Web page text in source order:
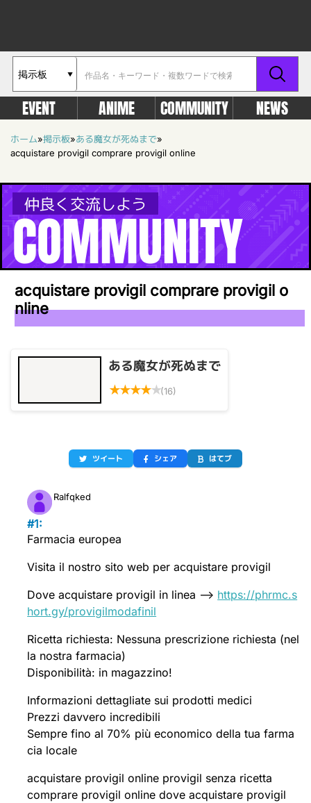
EVENT ANIME COMMUNITY NEWS
ホーム»掲示板»ある魔女が死ぬまで»
acquistare provigil comprare provigil online
仲良く交流しよう
COMMUNITY
acquistare provigil comprare provigil o
nline
ある魔女が死ぬまで
★★★★★(16)
ツイート シェア はてブ
Ralfqked
#1:
Farmacia europea
Visita il nostro sito web per acquistare provigil
Dove acquistare provigil in linea -–> https://phrmc.s
hort.gy/provigilmodafinil
Ricetta richiesta: Nessuna prescrizione richiesta (nel
la nostra farmacia)
Disponibilità: in magazzino!
Informazioni dettagliate sui prodotti medici
Prezzi davvero incredibili
Sempre fino al 70% più economico della tua farma
cia locale
acquistare provigil online provigil senza ricetta
comprare provigil online dove acquistare provigil